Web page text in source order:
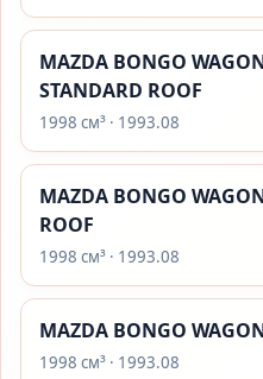
MAZDA BONGO
STANDARD ROOF
1998 см³ · 1993.08
MAZDA BONGO
ROOF
1998 см³ · 1993.08
MAZDA BONGO
1998 см³ · 1993.08